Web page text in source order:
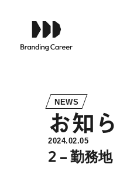
NEWS
お知 ら
2024.02.05
2 – 勤務地